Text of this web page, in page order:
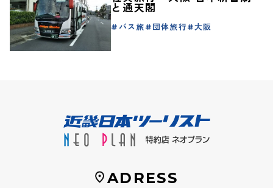
と通天閣
バス旅 団体旅行 大阪
ADRESS